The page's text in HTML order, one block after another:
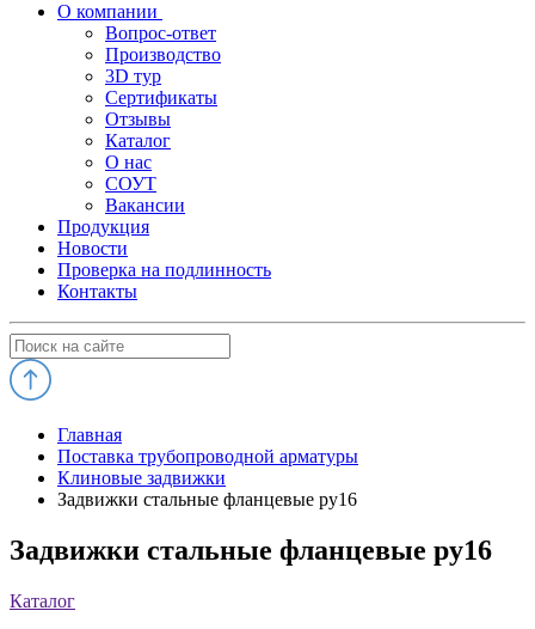
О компании
Вопрос-ответ
Производство
3D тур
Сертификаты
Отзывы
Каталог
О нас
СОУТ
Вакансии
Продукция
Новости
Проверка на подлинность
Контакты
Главная
Поставка трубопроводной арматуры
Клиновые задвижки
Задвижки стальные фланцевые ру16
Задвижки стальные фланцевые ру16
Каталог